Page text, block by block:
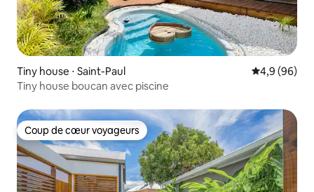
Tiny house ⋅ Saint-Paul Évaluation
4,9 (96)
Tiny house boucan avec piscine
Coup de cœur voyageurs
Coup de cœur voyageurs